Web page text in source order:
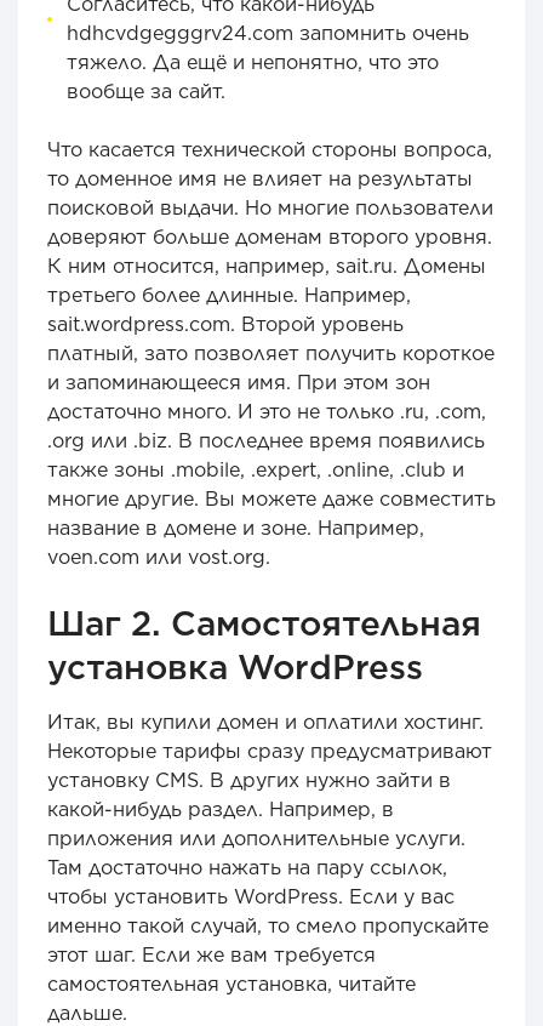
hdhcvdgegggrv24.com запомнить очень
тяжело. Да ещё и непонятно, что это
вообще за сайт.
Что касается технической стороны вопроса,
то доменное имя не влияет на результаты
поисковой выдачи. Но многие пользователи
доверяют больше доменам второго уровня.
К ним относится, например, sait.ru. Домены
третьего более длинные. Например,
sait.wordpress.com. Второй уровень
платный, зато позволяет получить короткое
и запоминающееся имя. При этом зон
достаточно много. И это не только .ru, .com,
.org или .biz. В последнее время появились
также зоны .mobile, .expert, .online, .club и
многие другие. Вы можете даже совместить
название в домене и зоне. Например,
voen.com или vost.org.
Шаг 2. Самостоятельная
установка WordPress
Итак, вы купили домен и оплатили хостинг.
Некоторые тарифы сразу предусматривают
установку CMS. В других нужно зайти в
какой-нибудь раздел. Например, в
приложения или дополнительные услуги.
Там достаточно нажать на пару ссылок,
чтобы установить WordPress. Если у вас
именно такой случай, то смело пропускайте
этот шаг. Если же вам требуется
самостоятельная установка, читайте
дальше.